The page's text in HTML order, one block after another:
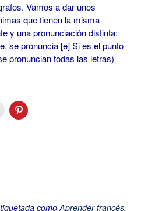
Vamos a dar unos
que tienen la misma
y una pronunciación distinta:
se pronuncia [e] Si es el punto
pronuncian todas las letras)
comoAprender francés,